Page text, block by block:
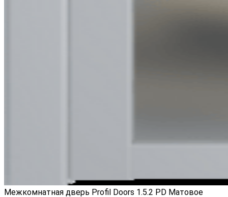
Межкомнатная дверь Profil Doors 1.5.2 PD Матовое